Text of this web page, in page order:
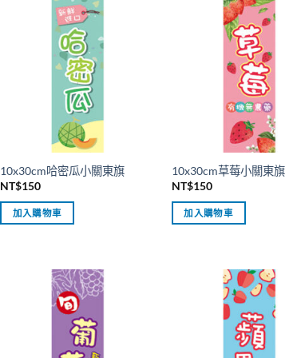
10x30cm哈密瓜小關東旗
NT$150
加入購物車
10x30cm草莓小關東旗
NT$150
加入購物車